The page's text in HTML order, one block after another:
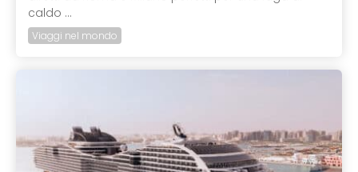
caldo ...
Viaggi nel mondo